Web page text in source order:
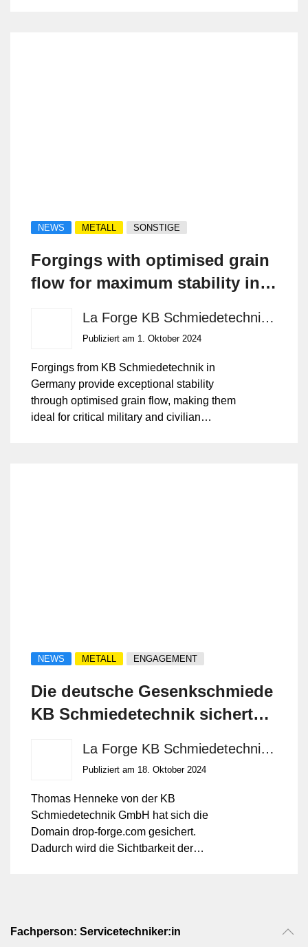
NEWS METALL SONSTIGE
Forgings with optimised grain
flow for maximum stability in
La Forge KB Schmiedetechnik GmbH
Publiziert am 1. Oktober 2024
Forgings from KB Schmiedetechnik in
Germany provide exceptional stability
through optimised grain flow, making them
ideal for critical military and civilian
NEWS METALL ENGAGEMENT
Die deutsche Gesenkschmiede
KB Schmiedetechnik sichert
forge.com
La Forge KB Schmiedetechnik GmbH
Publiziert am 18. Oktober 2024
Thomas Henneke von der KB
Schmiedetechnik GmbH hat sich die
Domain drop-forge.com gesichert.
Dadurch wird die Sichtbarkeit der
sind die englischen Begriffe für das
Fachperson: Servicetechniker:in